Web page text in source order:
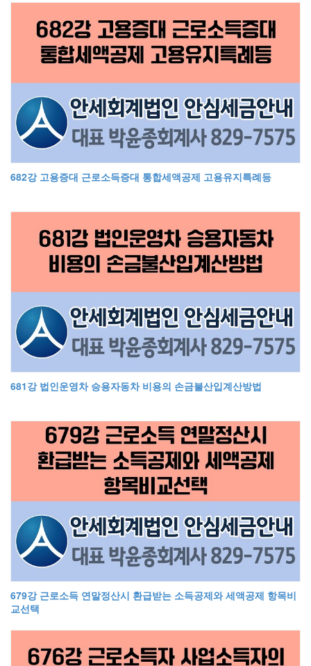
682강 고용증대 근로소득증대 통합세액공제 고용유지특례등
681강 법인운영차 승용자동차 비용의 손금불산입계산방법
679강 근로소득 연말정산시 환급받는 소득공제와 세액공제 항목비
교선택